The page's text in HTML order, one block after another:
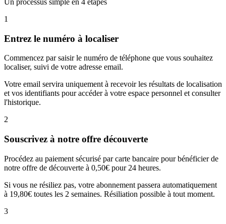
1
Entrez le numéro à localiser
Commencez par saisir le numéro de téléphone que vous souhaitez
localiser, suivi de votre adresse email.
Votre email servira uniquement à recevoir les résultats de localisation
et vos identifiants pour accéder à votre espace personnel et consulter
l'historique.
2
Souscrivez à notre offre découverte
Procédez au paiement sécurisé par carte bancaire pour bénéficier de
notre offre de découverte à 0,50€ pour 24 heures.
Si vous ne résiliez pas, votre abonnement passera automatiquement
à 19,80€ toutes les 2 semaines. Résiliation possible à tout moment.
3